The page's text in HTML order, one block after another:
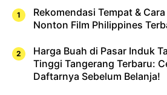
Rekomendasi Tempat &
Nonton Film Philippines
Harga Buah di Pasar Induk
Tinggi Tangerang Terbaru:
Daftarnya Sebelum Belanja!